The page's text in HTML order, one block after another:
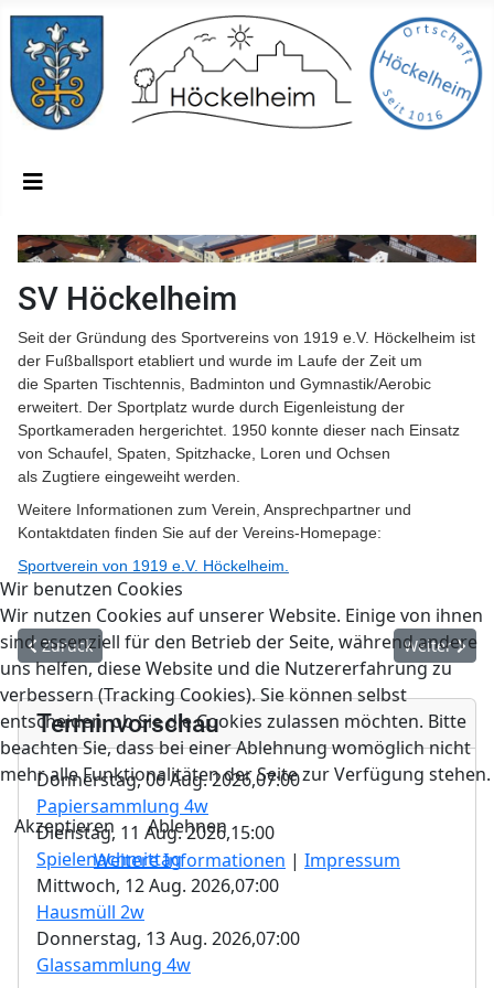
SV Höckelheim
Seit der Gründung des Sportvereins von 1919 e.V. Höckelheim ist
der Fußballsport etabliert und wurde im Laufe der Zeit um
die Sparten Tischtennis, Badminton und Gymnastik/Aerobic
erweitert. Der Sportplatz wurde durch Eigenleistung der
Sportkameraden hergerichtet. 1950 konnte dieser nach Einsatz
von Schaufel, Spaten, Spitzhacke, Loren und Ochsen
als Zugtiere eingeweiht werden.
Weitere Informationen zum Verein, Ansprechpartner und
Kontaktdaten finden Sie auf der Vereins-Homepage:
Sportverein von 1919 e.V. Höckelheim.
Vorheriger Beitrag: Vereine
Zurück Nächster
Weiter
Terminvorschau
Donnerstag, 06 Aug. 2026,07:00
Papiersammlung 4w
Dienstag, 11 Aug. 2026,15:00
Spielenachmittag
Mittwoch, 12 Aug. 2026,07:00
Hausmüll 2w
Donnerstag, 13 Aug. 2026,07:00
Glassammlung 4w
Wir benutzen Cookies
Wir nutzen Cookies auf unserer Website. Einige von ihnen
sind essenziell für den Betrieb der Seite, während andere
uns helfen, diese Website und die Nutzererfahrung zu
verbessern (Tracking Cookies). Sie können selbst
entscheiden, ob Sie die Cookies zulassen möchten. Bitte
beachten Sie, dass bei einer Ablehnung womöglich nicht
mehr alle Funktionalitäten der Seite zur Verfügung stehen.
Akzeptieren
Ablehnen
Weitere Informationen | Impressum